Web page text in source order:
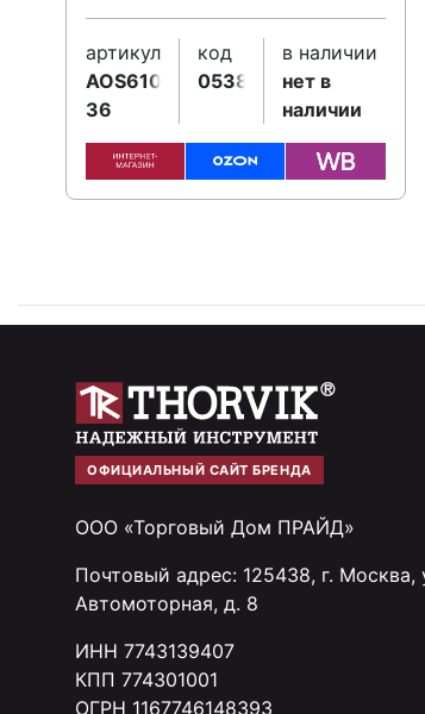
артикул
AOS6105-
36
код
053833
в наличии
нет в
наличии
ОФИЦИАЛЬНЫЙ САЙТ БРЕНДА
ООО «Торговый Дом ПРАЙД»
Почтовый адрес: 125438, г. Москва,
Автомоторная, д. 8
ИНН 7743139407
КПП 774301001
ОГРН 1167746148393